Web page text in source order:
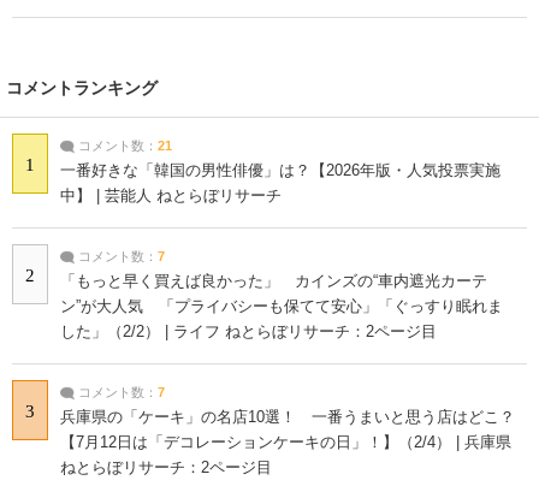
コメントランキング
1
コメント数： 21
一番好きな「韓国の男性俳優」は？【2026年版・人気投票実施
中】 | 芸能人 ねとらぼリサーチ
2
コメント数： 7
「もっと早く買えば良かった」 カインズの“車内遮光カーテ
ン”が大人気 「プライバシーも保てて安心」「ぐっすり眠れま
した」（2/2） | ライフ ねとらぼリサーチ：2ページ目
3
コメント数： 7
兵庫県の「ケーキ」の名店10選！ 一番うまいと思う店はどこ？
【7月12日は「デコレーションケーキの日」！】（2/4） | 兵庫県
ねとらぼリサーチ：2ページ目